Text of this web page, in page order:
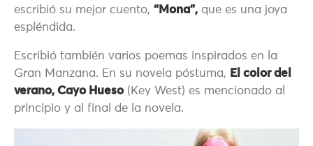
escribió su mejor cuento, “Mona”, que es una joya
espléndida.
Escribió también varios poemas inspirados en la
Gran Manzana. En su novela póstuma, El color del
verano, Cayo Hueso(Key West) es mencionado al
principio y al final de la novela.